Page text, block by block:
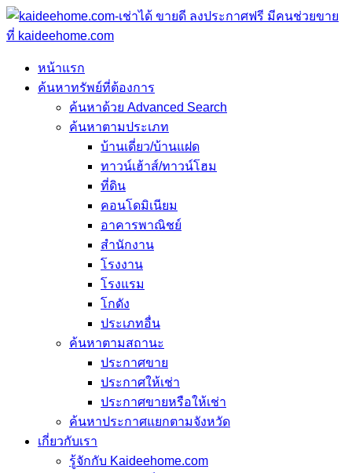
หน้าแรก
ค้นหาทรัพย์ที่ต้องการ
ค้นหาด้วย Advanced Search
ค้นหาตามประเภท
บ้านเดี่ยว/บ้านแฝด
ทาวน์เฮ้าส์/ทาวน์โฮม
ที่ดิน
คอนโดมิเนียม
อาคารพาณิชย์
สำนักงาน
โรงงาน
โรงแรม
โกดัง
ประเภทอื่น
ค้นหาตามสถานะ
ประกาศขาย
ประกาศให้เช่า
ประกาศขายหรือให้เช่า
ค้นหาประกาศแยกตามจังหวัด
เกี่ยวกับเรา
รู้จักกับ Kaideehome.com